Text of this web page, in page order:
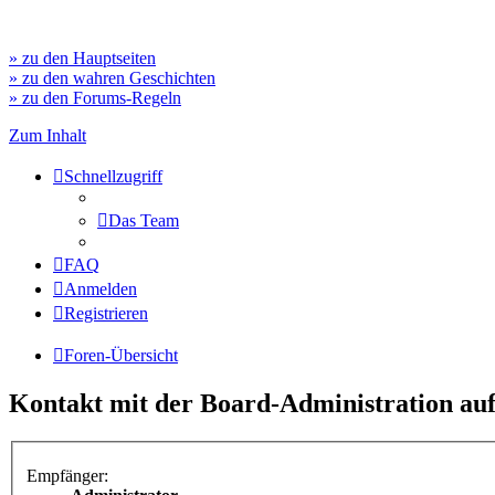
» zu den Hauptseiten
» zu den wahren Geschichten
» zu den Forums-Regeln
Zum Inhalt
Schnellzugriff
Das Team
FAQ
Anmelden
Registrieren
Foren-Übersicht
Kontakt mit der Board-Administration
Empfänger: